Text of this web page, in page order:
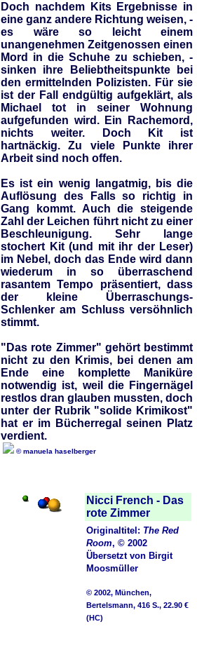
Doch nachdem Kits Ergebnisse in
eine ganz andere Richtung weisen, -
es wäre so leicht einem
unangenehmen Zeitgenossen einen
Mord in die Schuhe zu schieben, -
sinken ihre Beliebtheitspunkte bei
den ermittelnden Polizisten. Für sie
ist der Fall endgültig aufgeklärt, als
Michael tot in seiner Wohnung
aufgefunden wird. Ein Rachemord,
nichts weiter. Doch Kit ist
hartnäckig. Zu viele Punkte ihrer
Arbeit sind noch offen.
Es ist ein wenig langatmig, bis die
Auflösung des Falls so richtig in
Gang kommt. Auch die steigende
Zahl der Leichen führt nicht zu einer
Beschleunigung. Sehr lange
stochert Kit (und mit ihr der Leser)
im Nebel, doch das Ende wird dann
wiederum in so überraschend
rasantem Tempo präsentiert, dass
der kleine Überraschungs-
Schlenker am Schluss versöhnlich
stimmt.
"Das rote Zimmer" gehört bestimmt
nicht zu den Krimis, bei denen am
Ende eine komplette Maniküre
notwendig ist, weil die Fingernägel
restlos dran glauben mussten, doch
unter der Rubrik "solide Krimikost"
hat er im Bücherregal seinen Platz
verdient.
© manuela haselberger
Nicci French - Das
rote Zimmer
Originaltitel: The Red
Room, © 2002
Übersetzt von Birgit
Moosmüller
© 2002, München,
Bertelsmann, 416 S., 22.90 €
(HC)